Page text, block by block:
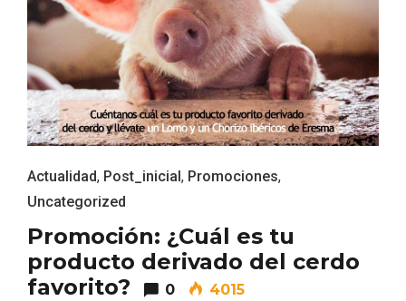
Actualidad, Post_inicial, Promociones,
Uncategorized
Promoción: ¿Cuál es tu
producto derivado del cerdo
favorito?
0 4015